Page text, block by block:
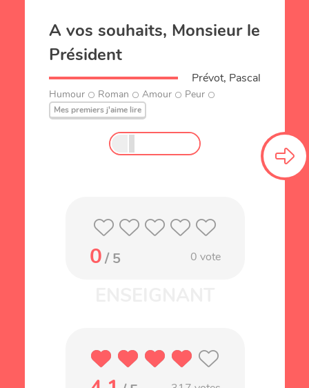
A vos souhaits, Monsieur le
Président
Prévot, Pascal
Humour Roman Amour Peur
Mes premiers j'aime lire
0/ 5 0 vote